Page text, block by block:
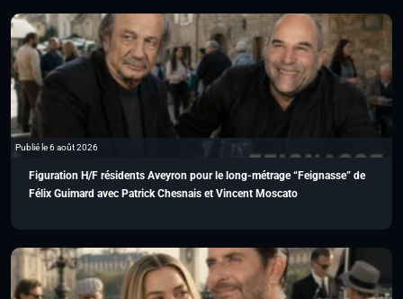
Publié le 6 août 2026
Figuration H/F résidents Aveyron pour le long-métrage “Feignasse” de
Félix Guimard avec Patrick Chesnais et Vincent Moscato